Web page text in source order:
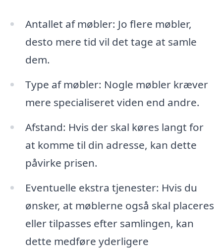
Antallet af møbler: Jo flere møbler,
desto mere tid vil det tage at samle
dem.
Type af møbler: Nogle møbler kræver
mere specialiseret viden end andre.
Afstand: Hvis der skal køres langt for
at komme til din adresse, kan dette
påvirke prisen.
Eventuelle ekstra tjenester: Hvis du
ønsker, at møblerne også skal placeres
eller tilpasses efter samlingen, kan
dette medføre yderligere